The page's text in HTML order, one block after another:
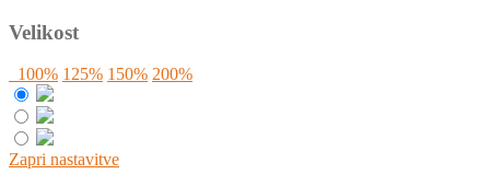
Velikost
100% 125% 150% 200%
Zapri nastavitve